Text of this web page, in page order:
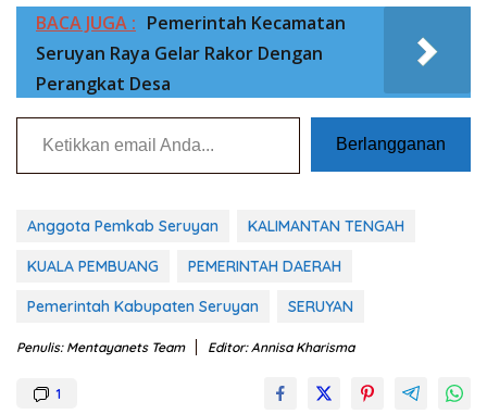
BACA JUGA : Pemerintah Kecamatan
Seruyan Raya Gelar Rakor Dengan
Perangkat Desa
Ketikkan email Anda...
Berlangganan
Anggota Pemkab Seruyan KALIMANTAN TENGAH
KUALA PEMBUANG PEMERINTAH DAERAH
Pemerintah Kabupaten Seruyan SERUYAN
Penulis: Mentayanets Team Editor: Annisa Kharisma
1